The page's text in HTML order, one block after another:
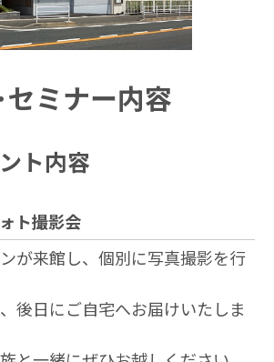
ミナー内容
ト内容
ト撮影会
が来館し、個別に写真撮影を行
後日にご自宅へお届けいたしま